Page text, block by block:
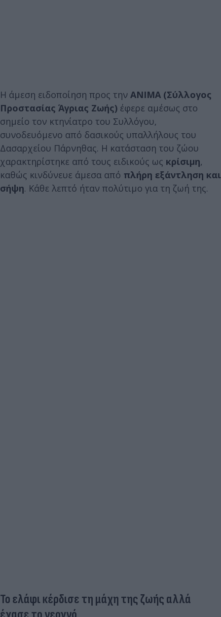
Η άμεση ειδοποίηση προς την ΑΝΙΜΑ (Σύλλογος
Προστασίας Άγριας Ζωής) έφερε αμέσως στο
σημείο τον κτηνίατρο του Συλλόγου,
συνοδευόμενο από δασικούς υπαλλήλους του
Δασαρχείου Πάρνηθας. Η κατάσταση του ζώου
χαρακτηρίστηκε από τους ειδικούς ως κρίσιμη,
καθώς κινδύνευε άμεσα από πλήρη εξάντληση και
σήψη. Κάθε λεπτό ήταν πολύτιμο για τη ζωή της.
Το ελάφι κέρδισε τη μάχη της ζωής αλλά